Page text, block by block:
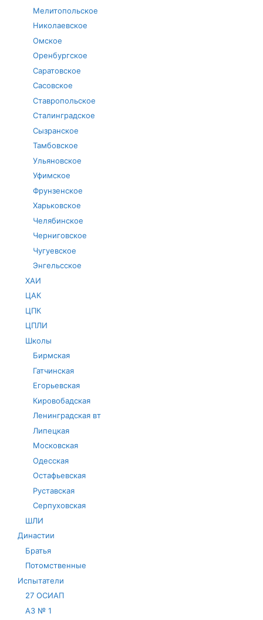
Мелитопольское
Николаевское
Омское
Оренбургское
Саратовское
Сасовское
Ставропольское
Сталинградское
Сызранское
Тамбовское
Ульяновское
Уфимское
Фрунзенское
Харьковское
Челябинское
Черниговское
Чугуевское
Энгельсское
ХАИ
ЦАК
ЦПК
ЦПЛИ
Школы
Бирмская
Гатчинская
Егорьевская
Кировобадская
Ленинградская вт
Липецкая
Московская
Одесская
Остафьевская
Руставская
Серпуховская
ШЛИ
Династии
Братья
Потомственные
Испытатели
27 ОСИАП
АЗ № 1